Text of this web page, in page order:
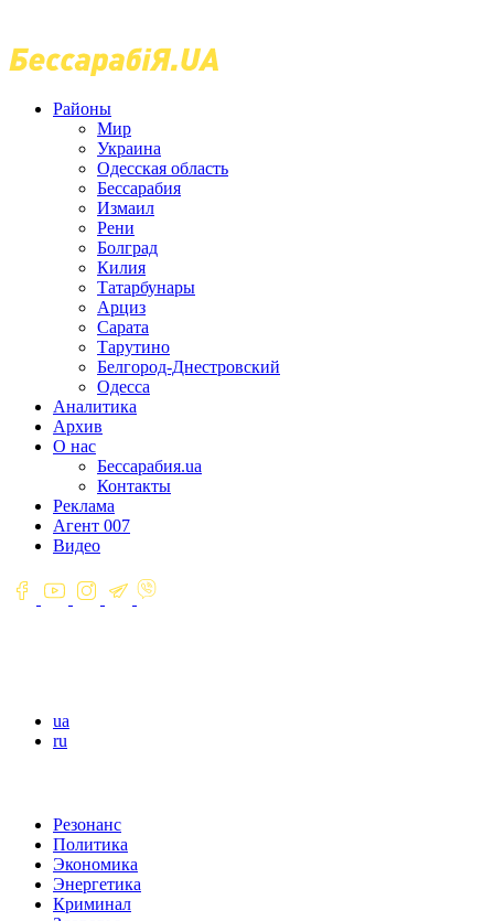
Районы
Мир
Украина
Одесская область
Бессарабия
Измаил
Рени
Болград
Килия
Татарбунары
Арциз
Сарата
Тарутино
Белгород-Днестровский
Одесса
Аналитика
Архив
О нас
Бессарабия.ua
Контакты
Реклама
Агент 007
Видео
ua
ru
Резонанс
Политика
Экономика
Энергетика
Криминал